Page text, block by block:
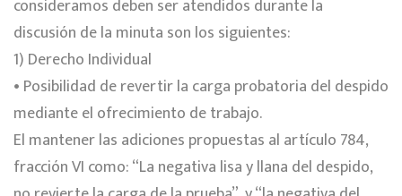
consideramos deben ser atendidos durante la
discusión de la minuta son los siguientes:
1) Derecho Individual
• Posibilidad de revertir la carga probatoria del despido
mediante el ofrecimiento de trabajo.
El mantener las adiciones propuestas al artículo 784,
fracción VI como: “La negativa lisa y llana del despido,